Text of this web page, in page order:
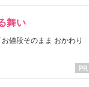
舞い
値段そのまま おかわり